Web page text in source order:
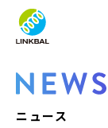
WHO WE ARE
SERVICE
JP
ニュース